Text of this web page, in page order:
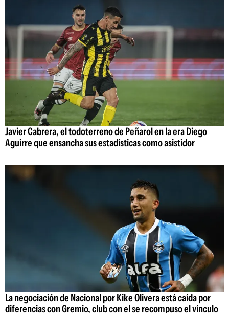
Javier Cabrera, el todoterreno de Peñarol en la era Diego
Aguirre que ensancha sus estadísticas como asistidor
La negociación de Nacional por Kike Olivera está caída por
diferencias con Gremio, club con el se recompuso el vínculo